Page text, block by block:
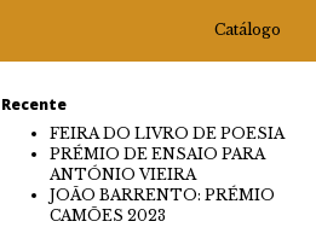
Catálogo
Recente
FEIRA DO LIVRO DE POESIA
PRÉMIO DE ENSAIO PARA
ANTÓNIO VIEIRA
JOÃO BARRENTO: PRÉMIO
CAMÕES 2023